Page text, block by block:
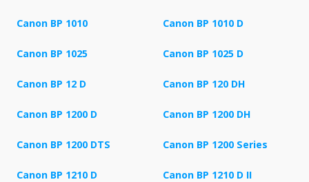
Canon BP 1010 Canon BP 1010 D
Canon BP 1025 Canon BP 1025 D
Canon BP 12 D Canon BP 120 DH
Canon BP 1200 D Canon BP 1200 DH
Canon BP 1200 DTS Canon BP 1200 Series
Canon BP 1210 D Canon BP 1210 D II